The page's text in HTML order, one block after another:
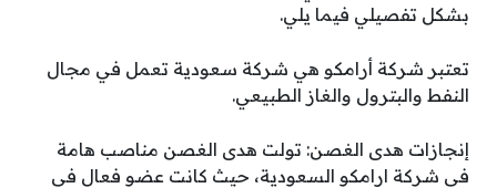
بشكل تفصيلي فيما يلي.
تعتبر شركة أرامكو هي شركة سعودية تعمل في مجال
النفط والبترول والغاز الطبيعي.
إنجازات هدى الغصن: تولت هدى الغصن مناصب هامة
في شركة ارامكو السعودية، حيث كانت عضو فعال في